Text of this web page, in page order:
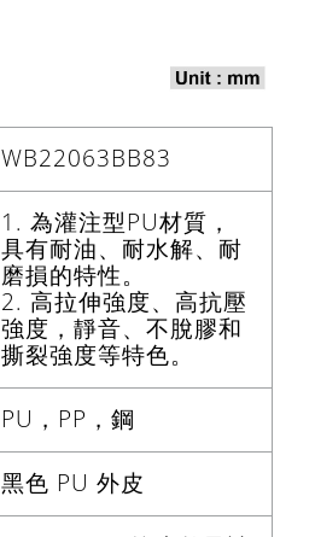
WB22063BB83
1. 為灌注型PU材質，
具有耐油、耐水解、耐
磨損的特性。
2. 高拉伸強度、高抗壓
強度，靜音、不脫膠和
撕裂強度等特色。
PU，PP，鋼
黑色 PU 外皮